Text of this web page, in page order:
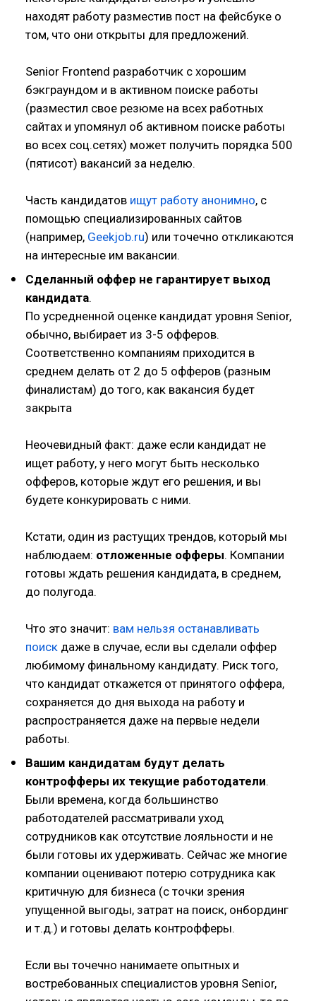
находят работу разместив пост на фейсбуке о
том, что они открыты для предложений.
Senior Frontend разработчик с хорошим
бэкграундом и в активном поиске работы
(разместил свое резюме на всех работных
сайтах и упомянул об активном поиске работы
во всех соц.сетях) может получить порядка 500
(пятисот) вакансий за неделю.
Часть кандидатов ищут работу анонимно, с
помощью специализированных сайтов
(например, Geekjob.ru) или точечно откликаются
на интересные им вакансии.
Сделанный оффер не гарантирует выход
кандидата.
По усредненной оценке кандидат уровня Senior,
обычно, выбирает из 3-5 офферов.
Соответственно компаниям приходится в
среднем делать от 2 до 5 офферов (разным
финалистам) до того, как вакансия будет
закрыта
Неочевидный факт: даже если кандидат не
ищет работу, у него могут быть несколько
офферов, которые ждут его решения, и вы
будете конкурировать с ними.
Кстати, один из растущих трендов, который мы
наблюдаем: отложенные офферы. Компании
готовы ждать решения кандидата, в среднем,
до полугода.
Что это значит: вам нельзя останавливать
поиск даже в случае, если вы сделали оффер
любимому финальному кандидату. Риск того,
что кандидат откажется от принятого оффера,
сохраняется до дня выхода на работу и
распространяется даже на первые недели
работы.
Вашим кандидатам будут делать
контрофферы их текущие работодатели.
Были времена, когда большинство
работодателей рассматривали уход
сотрудников как отсутствие лояльности и не
были готовы их удерживать. Сейчас же многие
компании оценивают потерю сотрудника как
критичную для бизнеса (с точки зрения
упущенной выгоды, затрат на поиск, онбординг
и т.д.) и готовы делать контрофферы.
Если вы точечно нанимаете опытных и
востребованных специалистов уровня Senior,